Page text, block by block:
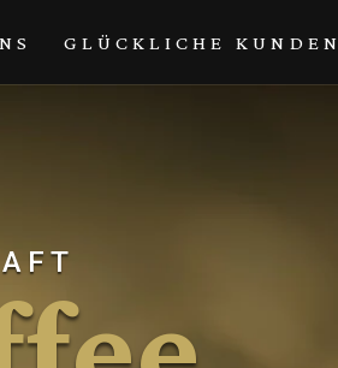
GLÜCKLICHE KUNDEN